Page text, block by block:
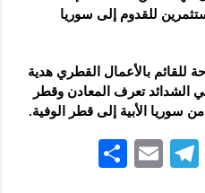
للقدوم إلى سوريا
للقائم بالأعمال القطري هدية
تعرف المعادن وقطر
سوريا الأبية إلى قطر الوفية.‏
W
Te
E